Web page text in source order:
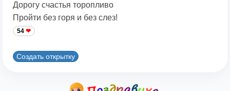
Дорогу счастья торопливо
Пройти без горя и без слез!
54
Создать открытку